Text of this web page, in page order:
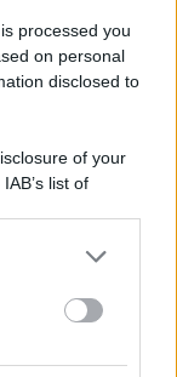
processed you
on personal
disclosed to
of your
list of
to third parties
ALL’ANSO
ONLINE)